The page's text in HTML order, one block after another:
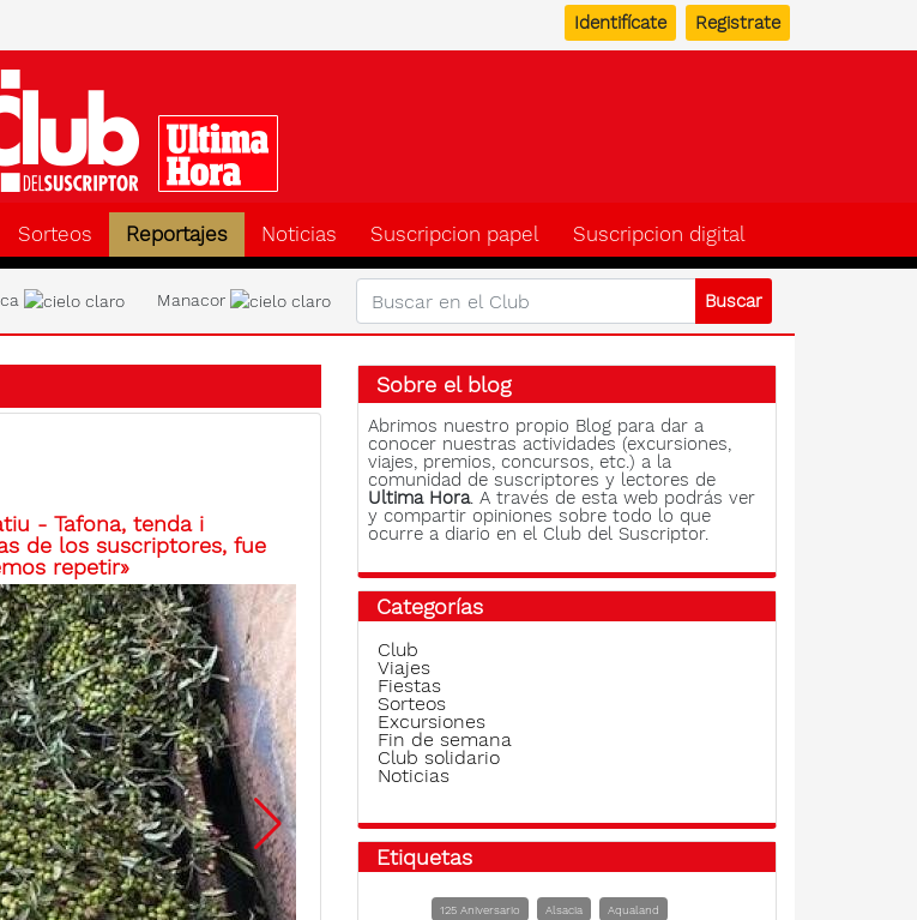
Identifícate Registrate
Sorteos Reportajes Noticias Suscripcion papel Suscripcion digital
Manacor
- Tafona, tenda i
de los suscriptores, fue
repetir»
Sobre el blog
Abrimos nuestro propio Blog para dar a
conocer nuestras actividades (excursiones,
viajes, premios, concursos, etc.) a la
comunidad de suscriptores y lectores de
Ultima Hora. A través de esta web podrás ver
y compartir opiniones sobre todo lo que
ocurre a diario en el Club del Suscriptor.
Categorías
Club
Viajes
Fiestas
Sorteos
Excursiones
Fin de semana
Club solidario
Noticias
Etiquetas
125 Aniversario Alsacia
Aqualand